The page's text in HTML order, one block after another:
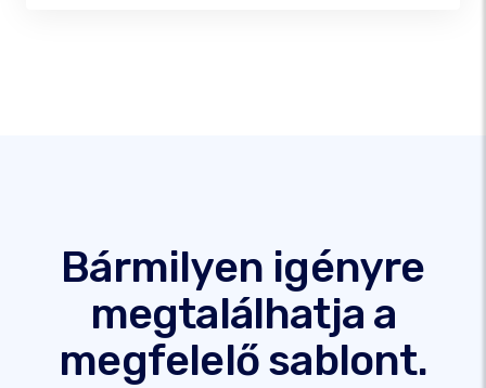
Bármilyen igényre
megtalálhatja a
megfelelő sablont.